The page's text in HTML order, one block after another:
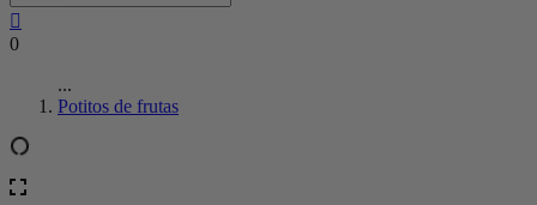
0
...
Potitos de frutas